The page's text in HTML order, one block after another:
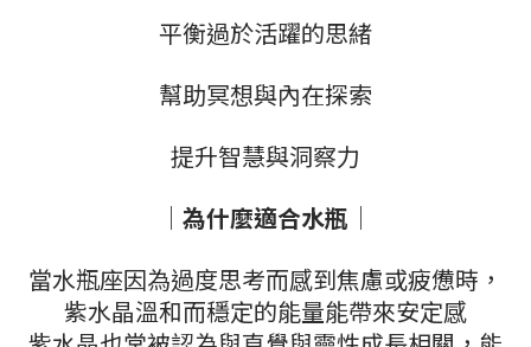
平衡過於活躍的思緒
幫助冥想與內在探索
提升智慧與洞察力
｜ 為什麼適合水瓶 ｜
當水瓶座因為過度思考而感到焦慮或疲憊時，
紫水晶溫和而穩定的能量能帶來安定感